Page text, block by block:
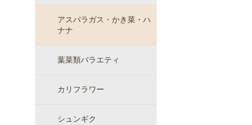
アスパラガス・かき菜・ハ
ナナ
葉菜類バラエティ
カリフラワー
シュンギク